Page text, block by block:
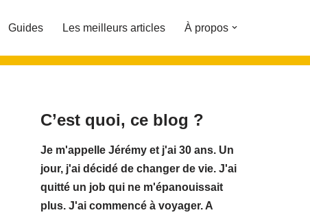
Guides Les meilleurs articles À propos
C’est quoi, ce blog ?
Je m'appelle Jérémy et j'ai 30 ans. Un
jour, j'ai décidé de changer de vie. J'ai
quitté un job qui ne m'épanouissait
plus. J'ai commencé à voyager. A